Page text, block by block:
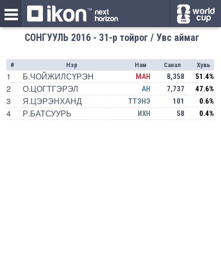
СОНГУУЛЬ 2016 - 31-р тойрог / Увс аймаг
# Нэр Нам Санал Хувь
1 Б.ЧОЙЖИЛСҮРЭН МАН 8,358 51.4%
2 О.ЦОГТГЭРЭЛ АН 7,737 47.6%
3 Я.ЦЭРЭНХАНД ТТЭНЭ 101 0.6%
4 Р.БАТСУУРЬ ИХН 58 0.4%